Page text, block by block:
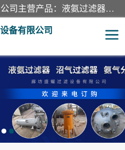
廊坊盛耀过滤设备有限公司主营产品：液氨过滤器、沼气过滤器、氨气分离器、二氧化碳过滤器、过滤器、液氨氨气过滤器、天然气过滤器、管道过滤器、*过滤器、液氨除油除水过滤器、氨气除油除水过滤器、焦炉煤气除焦油过滤器等。
备有限公司
过滤器
沼气过滤器
管道过滤器